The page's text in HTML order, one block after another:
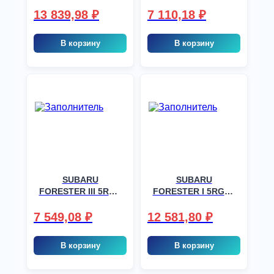
13 839,98 ₽
В корзину
7 110,18 ₽
В корзину
SUBARU
FORESTER III 5RGR
7 549,08 ₽
В корзину
SUBARU
FORESTER I 5RGR ,
12 581,80 ₽
В корзину